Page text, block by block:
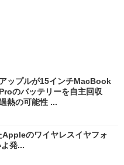
アップルが15インチMacBook
Proのバッテリーを自主回収
熱の可能性 ...
のワイヤレスイヤフォ
発...